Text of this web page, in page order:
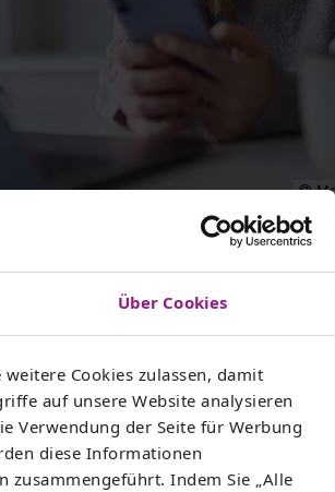
Über Cookies
Cookies zulassen, damit
auf unsere Website analysieren
Verwendung der Seite für Werbung
diese Informationen
Indem Sie „Alle
mit dem besten Tarif surfen.
anmelden